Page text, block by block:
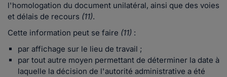
l'homologation du document unilatéral, ainsi que des voies
et délais de recours (11).
Cette information peut se faire (11) :
par affichage sur le lieu de travail ;
par tout autre moyen permettant de déterminer la date à
laquelle la décision de l'autorité administrative a été